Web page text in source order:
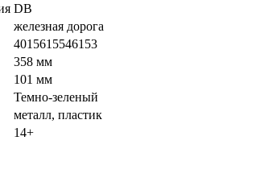
DB
железная дорога
4015615546153
358 мм
101 мм
Темно-зеленый
металл, пластик
14+